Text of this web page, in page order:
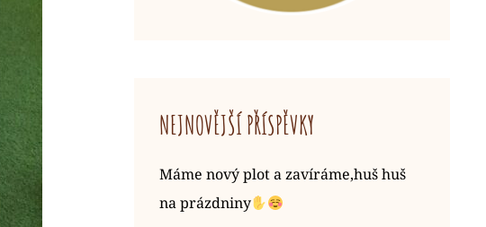
NEJNOVĚJŠÍ PŘÍSPĚVKY
Máme nový plot a zavíráme,huš huš
na prázdniny